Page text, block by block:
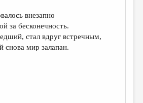
внезапно
за бесконечность.
стал вдруг встречным,
снова мир залапан.